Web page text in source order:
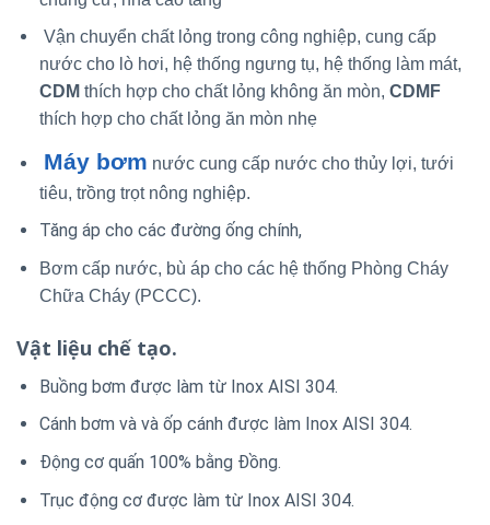
Vận chuyển chất lỏng trong công nghiệp, cung cấp
nước cho lò hơi, hệ thống ngưng tụ, hệ thống làm mát,
CDM thích hợp cho chất lỏng không ăn mòn, CDMF
thích hợp cho chất lỏng ăn mòn nhẹ
Máy bơm nước cung cấp nước cho thủy lợi, tưới
tiêu, trồng trọt nông nghiệp.
Tăng áp cho các đường ống chính,
Bơm cấp nước, bù áp cho các hệ thống Phòng Cháy
Chữa Cháy (PCCC).
Vật liệu chế tạo.
Buồng bơm được làm từ Inox AISI 304.
Cánh bơm và và ốp cánh được làm Inox AISI 304.
Động cơ quấn 100% bằng Đồng.
Trục động cơ được làm từ Inox AISI 304.